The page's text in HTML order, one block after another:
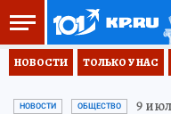
НОВОСТИ ТОЛЬКО У НАС
НОВОСТИ ОБЩЕСТВО 9